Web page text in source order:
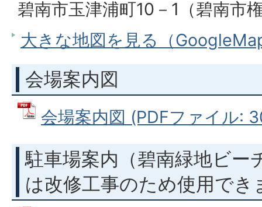
碧南市玉津浦町10－1（碧南市
大きな地図を見る（
会場案内図
会場案内図 (PDFファイル:
駐車場案内（碧南緑地ビー
は改修工事のため使用でき